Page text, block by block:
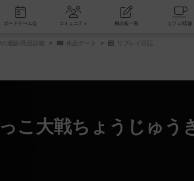
ュー ボードゲーム会 コミュニティ 掲示板一覧
通販/商品詳細 作品データ リプレイ日記
こ大戦ちょうじゅう